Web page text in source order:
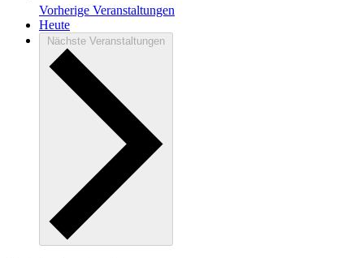
Vorherige Veranstaltungen
Heute
Nächste Veranstaltungen